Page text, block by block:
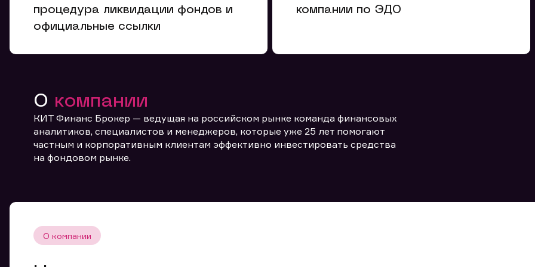
процедура ликвидации фондов и
официальные ссылки
компании по ЭДО
О компании
КИТ Финанс Брокер — ведущая на российском рынке команда финансовых
аналитиков, специалистов и менеджеров, которые уже 25 лет помогают
частным и корпоративным клиентам эффективно инвестировать средства
на фондовом рынке.
О компании
Комментарий
Отправить заявку